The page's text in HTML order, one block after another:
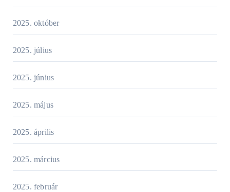
2025. október
2025. július
2025. június
2025. május
2025. április
2025. március
2025. február